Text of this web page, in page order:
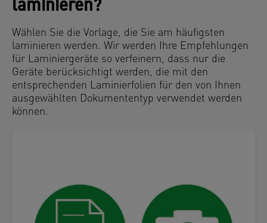
laminieren?
Wählen Sie die Vorlage, die Sie am häufigsten
laminieren werden. Wir werden Ihre Empfehlungen
für Laminiergeräte so verfeinern, dass nur die
Geräte berücksichtigt werden, die mit den
entsprechenden Laminierfolien für den von Ihnen
ausgewählten Dokumententyp verwendet werden
können.